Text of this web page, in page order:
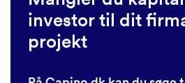
investor til dit
projekt